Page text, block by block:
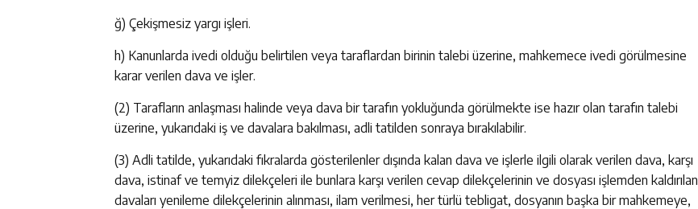
ğ) Çekişmesiz yargı işleri.
h) Kanunlarda ivedi olduğu belirtilen veya taraflardan birinin talebi üzerine, mahkemece ivedi görülmesine
karar verilen dava ve işler.
(2) Tarafların anlaşması halinde veya dava bir tarafın yokluğunda görülmekte ise hazır olan tarafın talebi
üzerine, yukarıdaki iş ve davalara bakılması, adli tatilden sonraya bırakılabilir.
(3) Adli tatilde, yukarıdaki fıkralarda gösterilenler dışında kalan dava ve işlerle ilgili olarak verilen dava, karşı
dava, istinaf ve temyiz dilekçeleri ile bunlara karşı verilen cevap dilekçelerinin ve dosyası işlemden kaldırılan
davaları yenileme dilekçelerinin alınması, ilam verilmesi, her türlü tebligat, dosyanın başka bir mahkemeye,